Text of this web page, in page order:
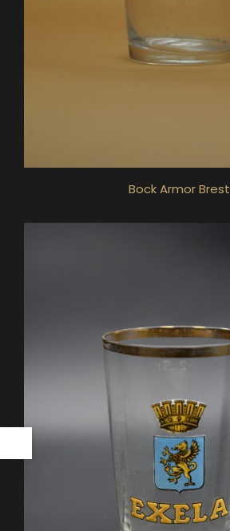
Bock Armor Brest